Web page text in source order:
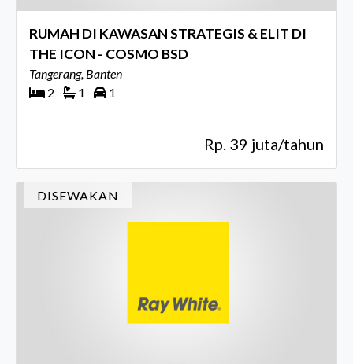
RUMAH DI KAWASAN STRATEGIS & ELIT DI
THE ICON - COSMO BSD
Tangerang, Banten
2
1 1
Rp. 39 juta/tahun
DISEWAKAN